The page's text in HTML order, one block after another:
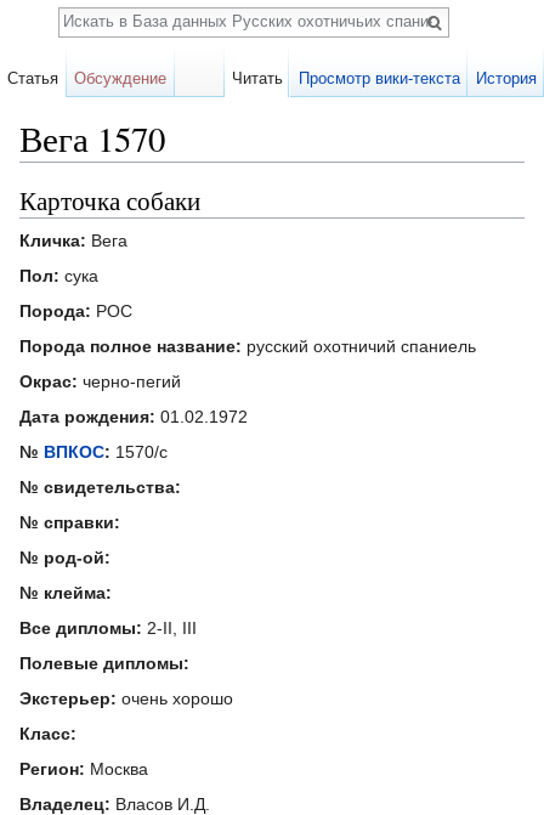
Вега 1570
Карточка собаки
Кличка: Вега
Пол: сука
Порода: РОС
Порода полное название: русский охотничий спаниель
Окрас: черно-пегий
Дата рождения: 01.02.1972
№ ВПКОС: 1570/с
№ свидетельства:
№ справки:
№ род-ой:
№ клейма:
Все дипломы: 2-II, III
Полевые дипломы:
Экстерьер: очень хорошо
Класс:
Регион: Москва
Владелец: Власов И.Д.
Статья Обсуждение Читать Просмотр вики-текста История
Поиск